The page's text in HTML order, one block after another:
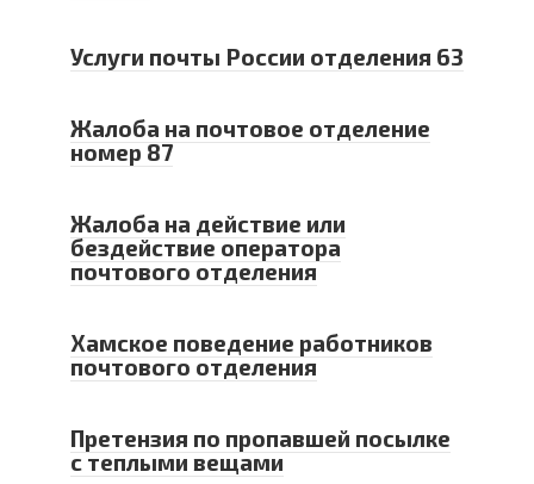
Услуги почты России отделения 63
Жалоба на почтовое отделение
номер 87
Жалоба на действие или
бездействие оператора
почтового отделения
Хамское поведение работников
почтового отделения
Претензия по пропавшей посылке
с теплыми вещами